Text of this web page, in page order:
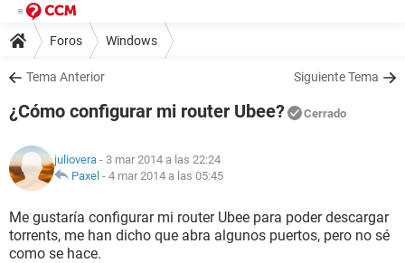
Foros Windows
Tema Anterior Siguiente Tema
¿Cómo configurar mi router Ubee? Cerrado
juliovera - 3 mar 2014 a las 22:24
Paxel - 4 mar 2014 a las 05:45
Me gustaría configurar mi router Ubee para poder descargar
torrents, me han dicho que abra algunos puertos, pero no sé
como se hace.